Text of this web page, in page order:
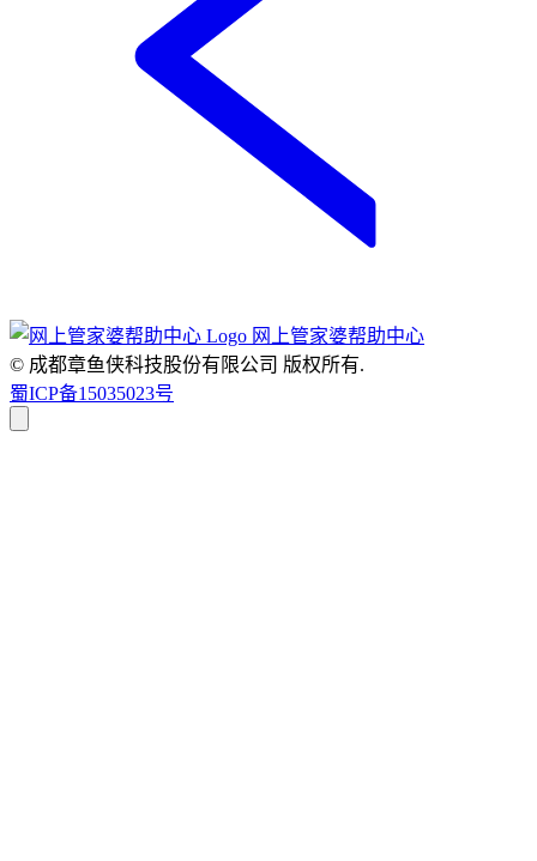
网上管家婆帮助中心
© 成都章鱼侠科技股份有限公司 版权所有.
蜀ICP备15035023号